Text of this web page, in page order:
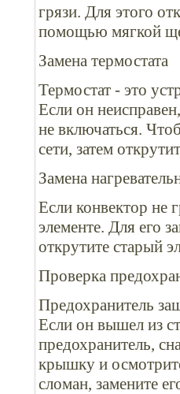
грязи. Для этого
помощью мягкой
Замена термостата
Термостат - это
Если он
не включаться.
сети, затем
Замена
Если конвектор не
элементе. Для его
открутите старый
Проверка
Предохранитель
Если он вышел из
предохранитель,
крышку и
сломан, замените